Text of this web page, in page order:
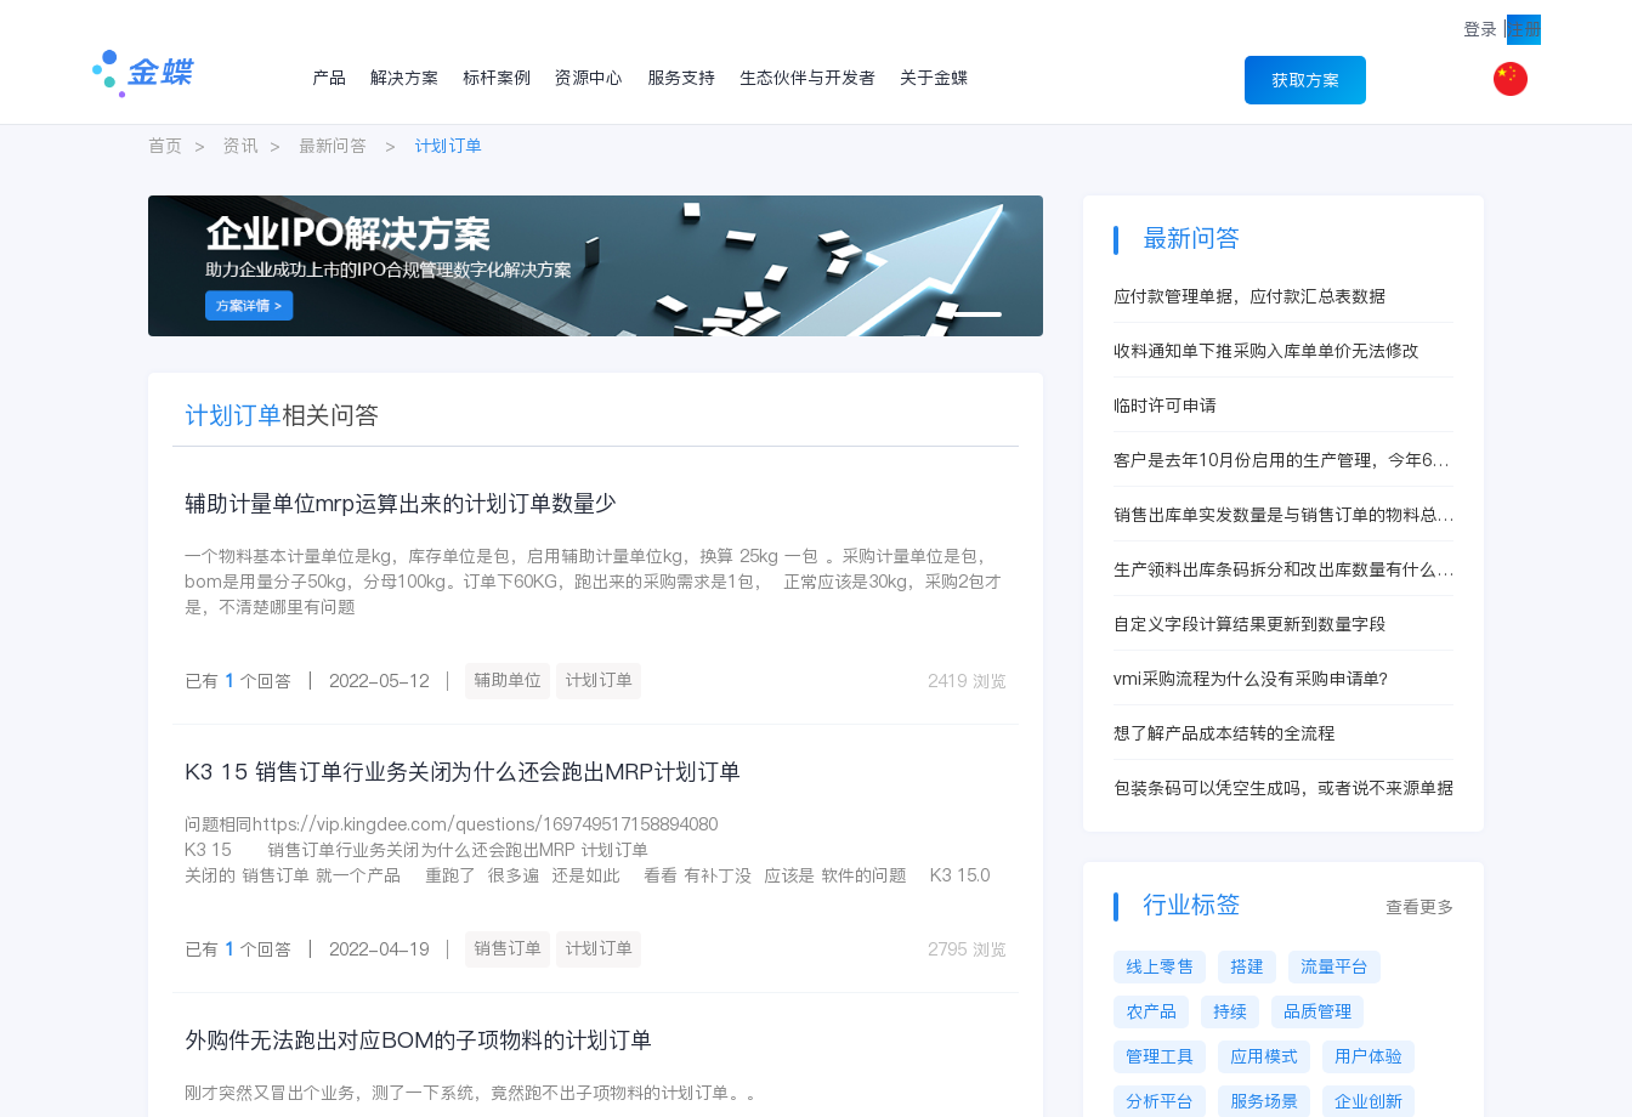
登录 注册
产品
解决方案 标杆案例 资源中心 服务支持 生态伙伴与开发者 关于金蝶 获取方案
首页 > 资讯 > 最新问答 > 计划订单
计划订单相关问答
辅助计量单位mrp运算出来的计划订单数量少
一个物料基本计量单位是kg，库存单位是包，启用辅助计量单位kg，换算 25kg 一包 。采购计量单位是包，
bom是用量分子50kg，分母100kg。订单下60KG，跑出来的采购需求是1包， 正常应该是30kg，采购2包才
是，不清楚哪里有问题
已有 1 个回答 | 2022-05-12 辅助单位 计划订单 2419 浏览
K3 15 销售订单行业务关闭为什么还会跑出MRP计划订单
问题相同https://vip.kingdee.com/questions/169749517158894080
K3 15 销售订单行业务关闭为什么还会跑出MRP 计划订单
关闭的 销售订单 就一个产品 重跑了 很多遍 还是如此 看看 有补丁没 应该是 软件的问题 K3 15.0
已有 1 个回答 | 2022-04-19 销售订单 计划订单 2795 浏览
外购件无法跑出对应BOM的子项物料的计划订单
刚才突然又冒出个业务，测了一下系统，竟然跑不出子项物料的计划订单。。
最新问答
应付款管理单据，应付款汇总表数据
收料通知单下推采购入库单单价无法修改
临时许可申请
客户是去年10月份启用的生产管理，今年6月
销售出库单实发数量是与销售订单的物料总数
生产领料出库条码拆分和改出库数量有什么本
自定义字段计算结果更新到数量字段
vmi采购流程为什么没有采购申请单？
想了解产品成本结转的全流程
包装条码可以凭空生成吗，或者说不来源单据
行业标签 查看更多
线上零售 搭建
流量平台
农产品
持续
品质管理
管理工具
应用模式
用户体验
分析平台
服务场景
企业创新